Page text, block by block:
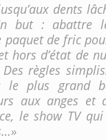
dents
but : abattre
paquet de fric
hors d’état de
règles
plus grand
aux anges
le show TV